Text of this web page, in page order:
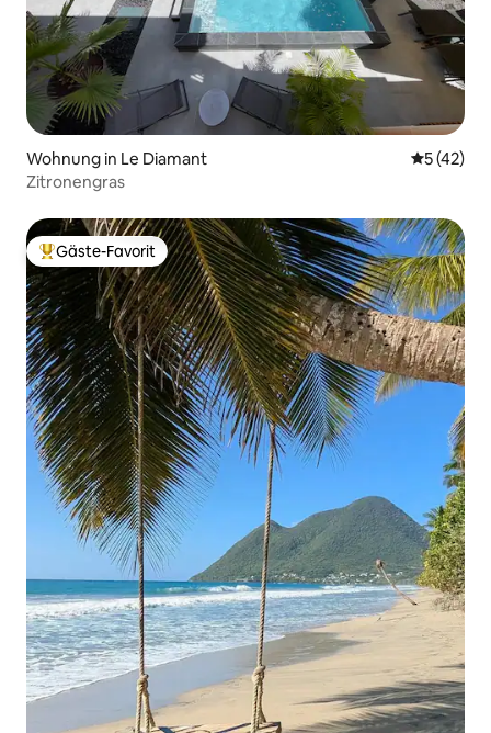
Wohnung in Le Diamant
5 (42)
Zitronengras
Beliebter Gäste-Favorit.
Gäste-Favorit